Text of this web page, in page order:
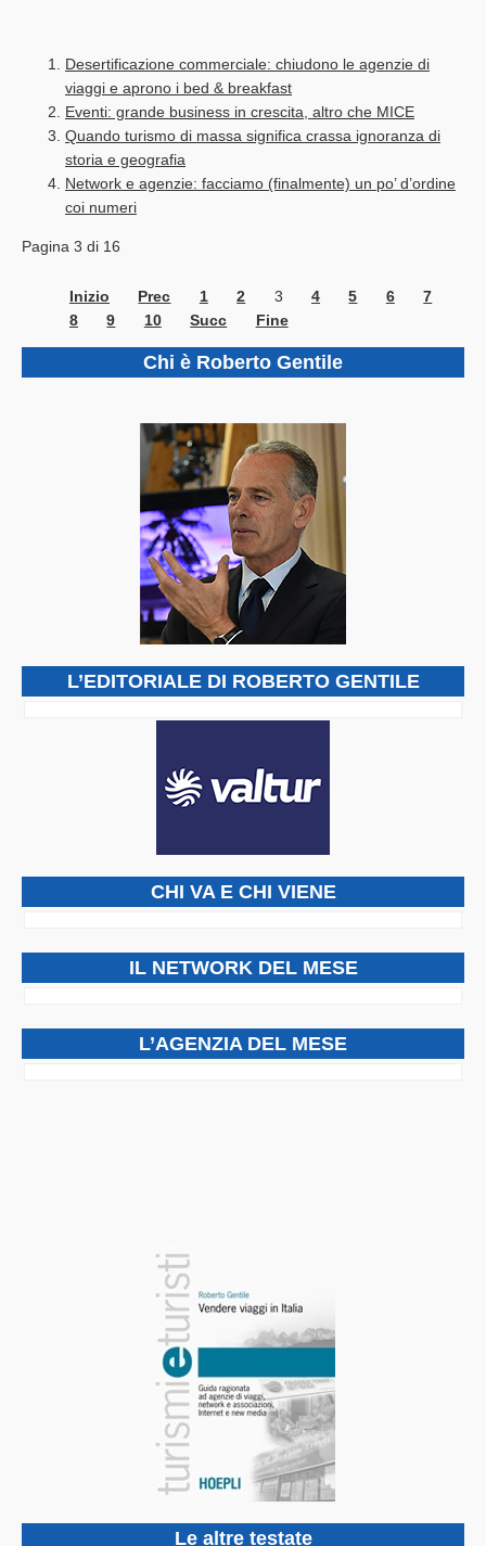
Desertificazione commerciale: chiudono le agenzie di
viaggi e aprono i bed & breakfast
Eventi: grande business in crescita, altro che MICE
Quando turismo di massa significa crassa ignoranza di
storia e geografia
Network e agenzie: facciamo (finalmente) un po’ d’ordine
coi numeri
Pagina 3 di 16
Inizio Prec 1 2 3 4 5 6
7
8
9 10 Succ Fine
Chi è Roberto Gentile
L’EDITORIALE DI ROBERTO GENTILE
CHI VA E CHI VIENE
IL NETWORK DEL MESE
L’AGENZIA DEL MESE
Le altre testate